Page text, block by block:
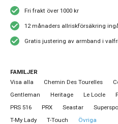
Fri frakt över 1000 kr
12 månaders allriskförsäkring
Gratis justering av armband i
FAMILJER
Visa alla
Chemin Des Tourelles
Gentleman
Heritage Le Locle
PRS 516
PRX Seastar
T-My Lady
T-Touch Övriga